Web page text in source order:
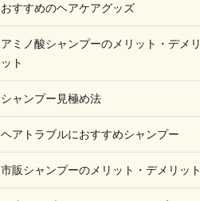
おすすめのヘアケアグッズ
アミノ酸シャンプーのメリット・デメリ
ット
シャンプー見極め法
ヘアトラブルにおすすめシャンプー
市販シャンプーのメリット・デメリット